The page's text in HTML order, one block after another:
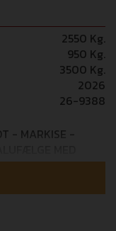
2550 Kg.
950 Kg.
3500 Kg.
2026
26-9388
- MARKISE -
mdr+ GOSafe
som
håndbremse